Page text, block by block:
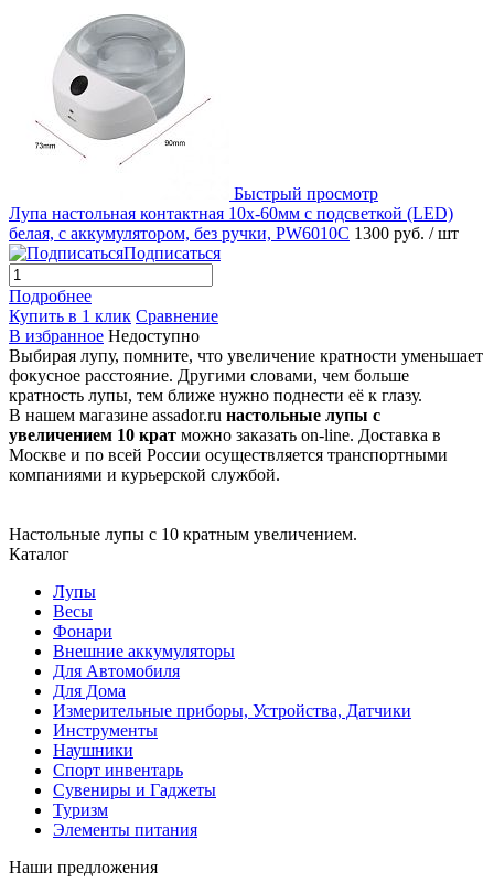
Быстрый просмотр
Лупа настольная контактная 10x-60мм с подсветкой (LED)
белая, с аккумулятором, без ручки, PW6010C 1300 руб. / шт
Подписаться
Подробнее
Купить в 1 клик Сравнение
В избранное Недоступно
Выбирая лупу, помните, что увеличение кратности уменьшает
фокусное расстояние. Другими словами, чем больше
кратность лупы, тем ближе нужно поднести её к глазу.
В нашем магазине assador.ru настольные лупы с
увеличением 10 крат можно заказать on-line. Доставка в
Москве и по всей России осуществляется транспортными
компаниями и курьерской службой.
Настольные лупы с 10 кратным увеличением.
Каталог
Лупы
Весы
Фонари
Внешние аккумуляторы
Для Автомобиля
Для Дома
Измерительные приборы, Устройства, Датчики
Инструменты
Наушники
Спорт инвентарь
Сувениры и Гаджеты
Туризм
Элементы питания
Наши предложения